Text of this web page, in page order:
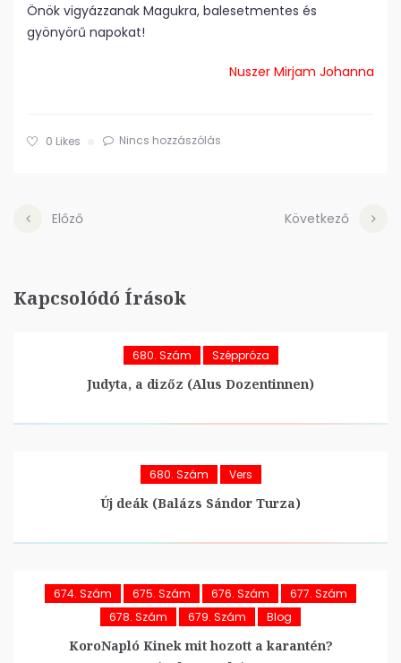
Önök vigyázzanak Magukra, balesetmentes és
gyönyörű napokat!
Nuszer Mirjam Johanna
0 Likes Nincs hozzászólás
Előző Következő
Kapcsolódó Írások
680. Szám Széppróza
Judyta, a dizőz (Alus Dozentinnen)
680. Szám Vers
Új deák (Balázs Sándor Turza)
674. Szám 675. Szám 676. Szám
677. Szám
678. Szám
679. Szám Blog
KoroNapló Kinek mit hozott a karantén?